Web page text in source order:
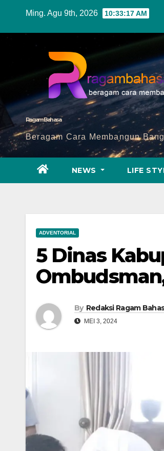
Ming. Agu 9th, 2026 10:33:18 AM
Ragam Bahasa
Beragam Cara Membangun
NEWS LIFE
ADVENTORIAL
5 Dinas
By Redaksi Ragam
MEI 3, 2024